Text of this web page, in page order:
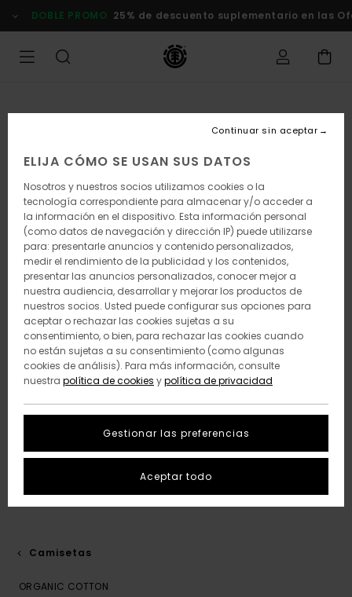
la
DOBLE PROMO 25% de descuento suplementario en las
Camisetas
ORGANIC COTTON
ELIJA CÓMO SE USAN SUS DATOS
Nosotros y nuestros socios utilizamos cookies o la
tecnología correspondiente para almacenar y/o acceder a
la información en el dispositivo. Esta información personal
(como datos de navegación y dirección IP) puede utilizarse
para: presentarle anuncios y contenido personalizados,
medir el rendimiento de la publicidad y los contenidos,
presentar las anuncios personalizados, conocer mejor a
nuestra audiencia, desarrollar y mejorar los productos de
nuestros socios. Usted puede configurar sus opciones para
aceptar o rechazar las cookies sujetas a su
consentimiento, o bien, para rechazar las cookies cuando
no están sujetas a su consentimiento (como algunas
cookies de análisis). Para más información, consulte
nuestra política de cookies ypolítica de privacidad
Gestionar las preferencias
Continuar sin aceptar
Aceptar todo